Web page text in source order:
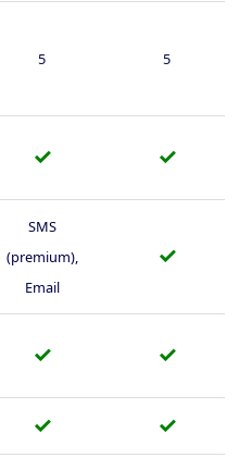
5 5
✓ ✓
SMS
(premium),
Email
✓
✓ ✓
✓ ✓